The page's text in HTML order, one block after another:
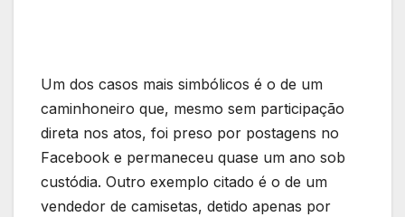
Um dos casos mais simbólicos é o de um
caminhoneiro que, mesmo sem participação
direta nos atos, foi preso por postagens no
Facebook e permaneceu quase um ano sob
custódia. Outro exemplo citado é o de um
vendedor de camisetas, detido apenas por